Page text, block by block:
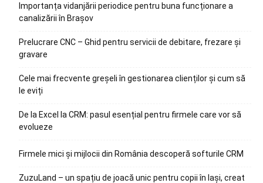
Importanța vidanjării periodice pentru buna funcționare a
canalizării în Brașov
Prelucrare CNC – Ghid pentru servicii de debitare, frezare și
gravare
Cele mai frecvente greșeli în gestionarea clienților și cum să
le eviți
De la Excel la CRM: pasul esențial pentru firmele care vor să
evolueze
Firmele mici și mijlocii din România descoperă softurile CRM
ZuzuLand – un spațiu de joacă unic pentru copii în Iași, creat